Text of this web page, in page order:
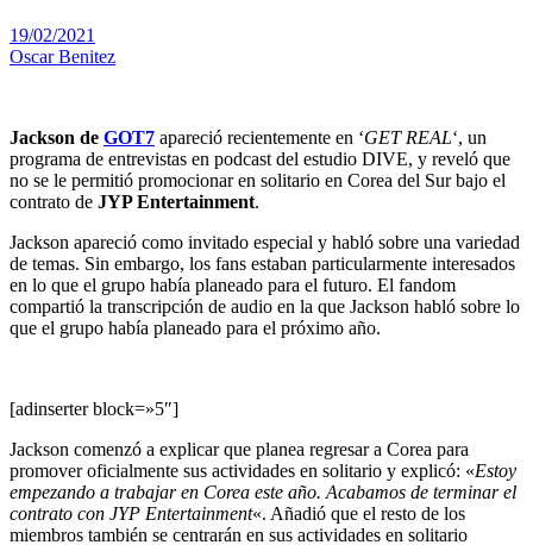
19/02/2021
Oscar Benitez
Jackson de GOT7 apareció recientemente en ‘GET REAL‘, un
programa de entrevistas en podcast del estudio DIVE, y reveló que
no se le permitió promocionar en solitario en Corea del Sur bajo el
contrato de JYP Entertainment.
Jackson apareció como invitado especial y habló sobre una variedad
de temas. Sin embargo, los fans estaban particularmente interesados
en lo que el grupo había planeado para el futuro. El fandom
compartió la transcripción de audio en la que Jackson habló sobre lo
que el grupo había planeado para el próximo año.
[adinserter block=»5″]
Jackson comenzó a explicar que planea regresar a Corea para
promover oficialmente sus actividades en solitario y explicó: «Estoy
empezando a trabajar en Corea este año. Acabamos de terminar el
contrato con JYP Entertainment«. Añadió que el resto de los
miembros también se centrarán en sus actividades en solitario